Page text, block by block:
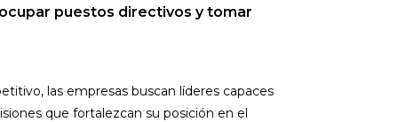
puestos directivos y tomar
las empresas buscan líderes capaces
que fortalezcan su posición en el